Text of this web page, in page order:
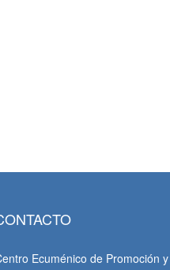
Ecuménico de Promoción y